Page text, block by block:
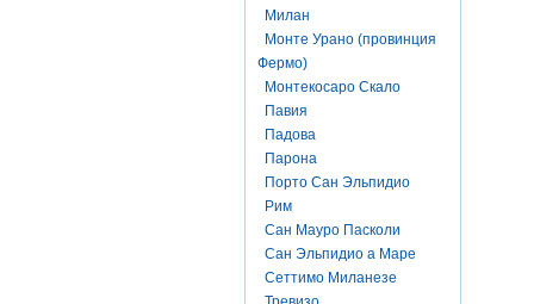
Милан
Монте Урано (провинция
Фермо)
Монтекосаро Скало
Павия
Падова
Парона
Порто Сан Эльпидио
Рим
Сан Мауро Пасколи
Сан Эльпидио а Маре
Сеттимо Миланезе